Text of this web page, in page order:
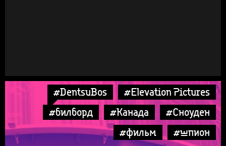
#DentsuBos
#Elevation Pictures
#билборд
#Канада
#Сноуден
#фильм
#шпион